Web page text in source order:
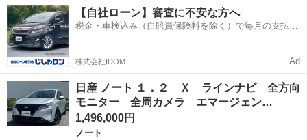
器 インテリキー
フルセグＴＶ ナビ
ＴＶ 整備記録簿
サイドエアバック
バックカメラ （検
オートライト 前後
ソナー インテリキ
ー レーンキープア
プ 取説 （車検整
両接近通報装置アラ
ウンドビューモニタ
ーデジタルインナー
9.5）
【自社ローン】審査に不安な方へ
税金・車検込み（自賠責保険料を除く）で毎月の支払額
株式会社IDOM Ad
日産 ノート １．２ Ｘ ラインナビ 全方向
モニター 全周カメラ エマージェン…
1,496,000円
ノート